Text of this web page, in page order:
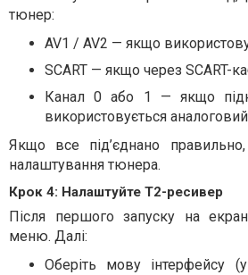
тюнер:
AV1 / AV2 — якщо
SCART — якщо через SCART-
Канал 0 або 1 — якщо
використовується
Якщо все під’єднано
налаштування тюнера.
Крок 4: Налаштуйте Т2-ресивер
Після першого запуску на
меню. Далі:
Оберіть мову інтерфейсу